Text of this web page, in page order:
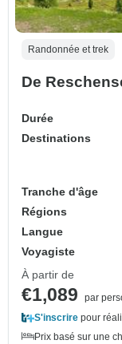
Randonnée et trek
De
Durée
Destinations
Tranche d'âge
Régions
Langue
Voyagiste
À partir de
€1,089
par
S'inscrire pour
Prix basé sur une